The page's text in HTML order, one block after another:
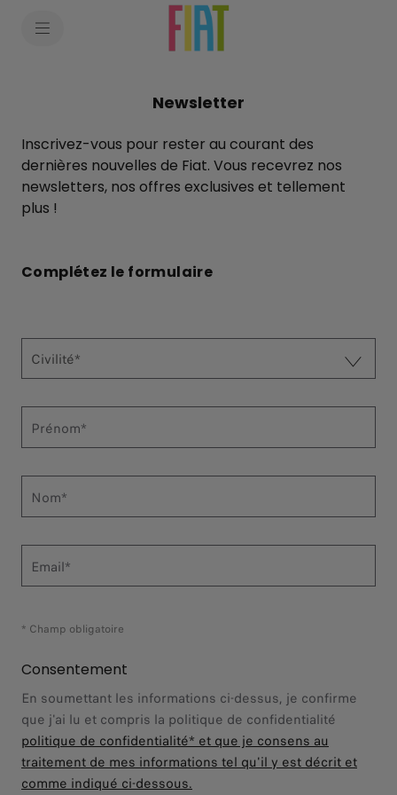
Newsletter
Inscrivez-vous pour rester au courant des
dernières nouvelles de Fiat. Vous recevrez nos
newsletters, nos offres exclusives et tellement
plus !
Complétez le formulaire
Civilité*
Prénom*
Nom*
Email*
* Champ obligatoire
Consentement
En soumettant les informations ci-dessus, je confirme
que j'ai lu et compris la politique de confidentialité
politique de confidentialité*et que je consens au
traitement de mes informations tel qu'il y est décrit et
comme indiqué ci-dessous.